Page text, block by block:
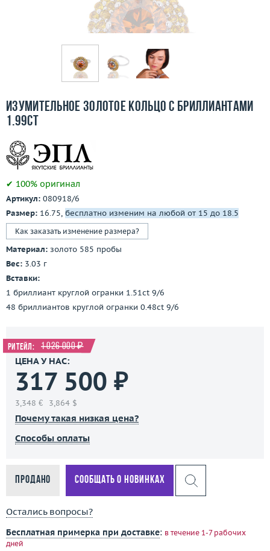
Бесплатная доставка
Покупка и оплата
Контакты
3D-тур по шоуруму
Изумительное золотое кольцо с бриллиантами
1.99ct
✔ 100% оригинал
Артикул: 080918/6
Размер: 16.75, бесплатно изменим на любой от 15 до 18.5
Как заказать изменение размера?
Материал: золото 585 пробы
Вес: 3.03 г
Вставки:
1 бриллиант круглой огранки 1.51ct 9/6
48 бриллиантов круглой огранки 0.48ct 9/6
Ритейл: 1 026 000 ₽
ЦЕНА У НАС:
317 500 ₽
3,348 € 3,864 $
Почему такая низкая цена?
Способы оплаты
Продано Сообщать о новинках
Остались вопросы?
Бесплатная примерка при доставке: в течение 1-7 рабочих
дней